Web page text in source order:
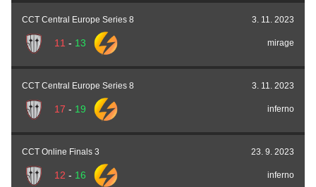
CCT Central Europe Series 8 3. 11. 2023
11 - 13 mirage
CCT Central Europe Series 8 3. 11. 2023
17 - 19 inferno
CCT Online Finals 3 23. 9. 2023
12 - 16 inferno